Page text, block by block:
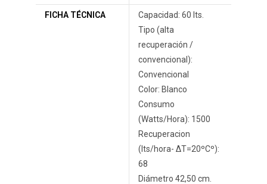
FICHA TÉCNICA
Capacidad: 60 lts.
Tipo (alta
recuperación /
convencional):
Convencional
Color: Blanco
Consumo
(Watts/Hora): 1500
Recuperacion
(lts/hora- ΔT=20ºCº):
68
Diámetro 42,50 cm.